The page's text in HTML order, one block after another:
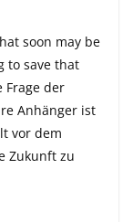
soon may be
to save that
Frage der
Anhänger ist
vor dem
Zukunft zu